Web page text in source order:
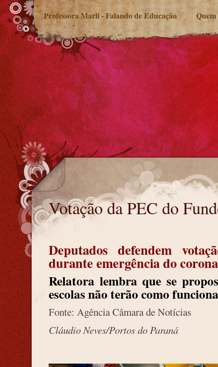
Professora Marli - Falando de Educação Quem
Votação da PEC do
Votação da PEC do Fundeb
Deputados defendem
durante emergência do
Relatora lembra que se
escolas não terão como
Fonte: Agência Câmara de Notícias
Cláudio Neves/Portos do Paraná